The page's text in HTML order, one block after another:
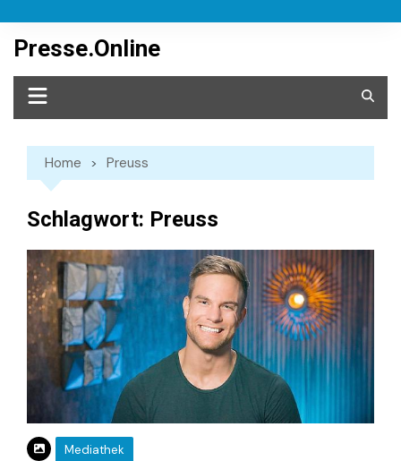
content
Presse.Online
Home Preuss
Schlagwort: Preuss
Mediathek